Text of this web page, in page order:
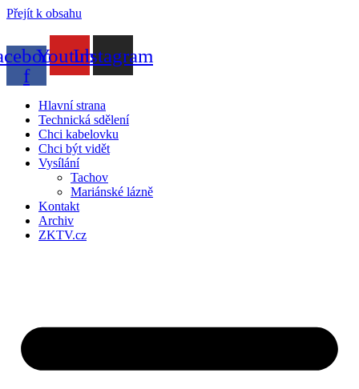
Přejít k obsahu
f
YoutubeInstagram
Hlavní strana
Technická sdělení
Chci kabelovku
Chci být vidět
Vysílání
Tachov
Mariánské lázně
Kontakt
Archiv
ZKTV.cz